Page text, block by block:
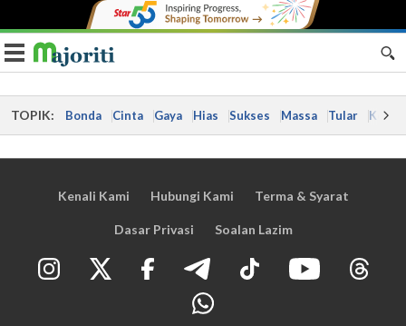
Toggle navigation
TOPIK: Bonda Cinta Gaya Hias Sukses Massa Tular Kes
Kenali Kami Hubungi Kami Terma & Syarat
Dasar Privasi Soalan Lazim